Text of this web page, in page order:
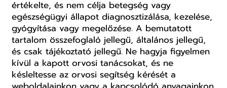
értékelte, és nem célja betegség vagy
egészségügyi állapot diagnosztizálása, kezelése,
gyógyítása vagy megelőzése. A bemutatott
tartalom összefoglaló jellegű, általános jellegű,
és csak tájékoztató jellegű. Ne hagyja figyelmen
kívül a kapott orvosi tanácsokat, és ne
késleltesse az orvosi segítség kérését a